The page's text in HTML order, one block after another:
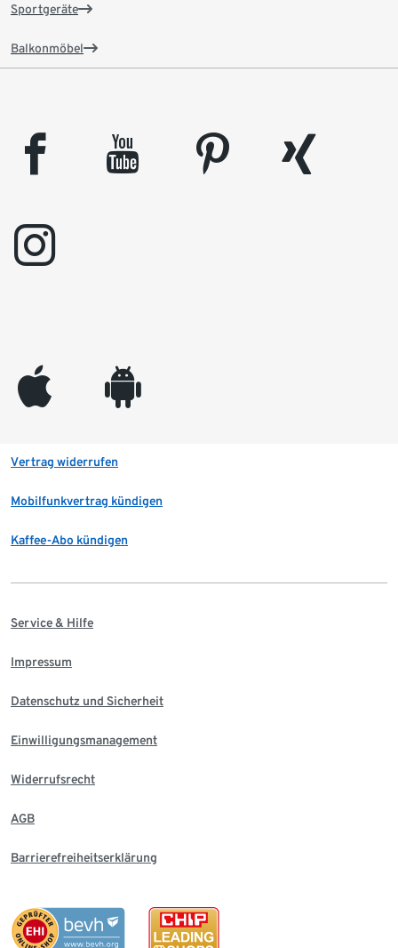
Sportgeräte
Balkonmöbel
facebook youtube pinterest
xing
instagram
appleinc android
Vertrag widerrufen
Mobilfunkvertrag kündigen
Kaffee-Abo kündigen
Service & Hilfe
Impressum
Datenschutz und Sicherheit
Einwilligungsmanagement
Widerrufsrecht
AGB
Barrierefreiheitserklärung